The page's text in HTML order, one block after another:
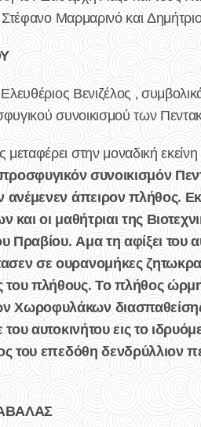
Μαρμαρινό και
Βενιζέλος ,
συνοικισμού των
στην μοναδική εκείνη
προσφυγικόν συνοικισμόν
άπειρον πλήθος.
και οι μαθήτριαι της
Πραβίου. Αμα τη αφίξει
σε ουρανομήκες
πλήθους. Το πλήθος
Χωροφυλάκων
του αυτοκινήτου εις το
του επεδόθη δενδρύλλιον